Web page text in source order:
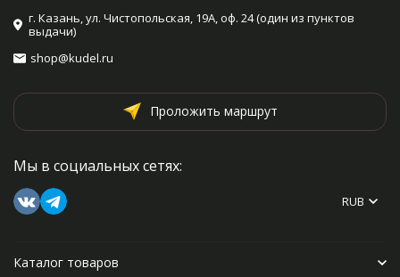
г. Казань, ул. Чистопольская, 19А, оф. 24 (один из пунктов
выдачи)
shop@kudel.ru
Проложить маршрут
Мы в социальных сетях:
RUB
Каталог товаров